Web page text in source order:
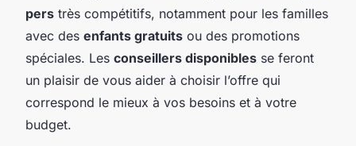
pers très compétitifs, notamment pour les familles
avec des enfants gratuits ou des promotions
spéciales. Les conseillers disponibles se feront
un plaisir de vous aider à choisir l’offre qui
correspond le mieux à vos besoins et à votre
budget.